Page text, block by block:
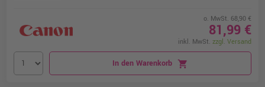
o. MwSt. 68,90 €
81,99 €
inkl. MwSt. zzgl. Versand
In den Warenkorb shopping_cart